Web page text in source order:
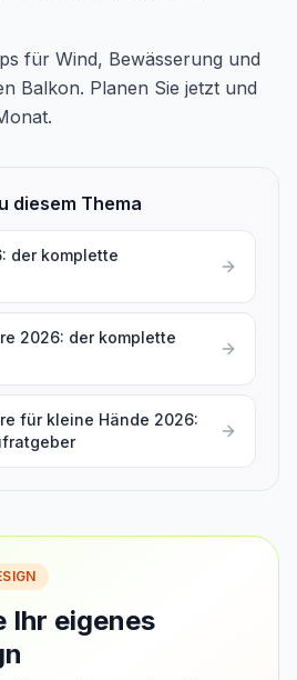
für Wind, Bewässerung und
Balkon. Planen Sie jetzt und
diesem Thema
der komplette
2026: der komplette
für kleine Hände 2026:
Ihr eigenes